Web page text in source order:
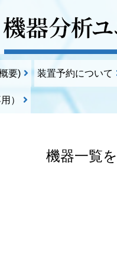
要) 装置予約について
）
機器一覧